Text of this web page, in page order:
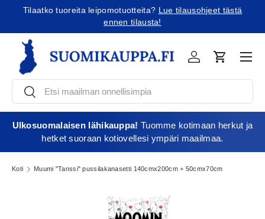
Tilaatko tuoreita leipomotuotteita? Lue tilausohjeet tästä
ennen tilausta!
EtsiEtsi
KirjauduOstoskori
Ulkosuomalaisen lähikauppa! Tuomme kotimaan herkut ja
hetket suoraan kotiovellesi ympäri maailmaa.
Koti Muumi "Tanssi" pussilakanasetti 140cmx200cm + 50cmx70cm